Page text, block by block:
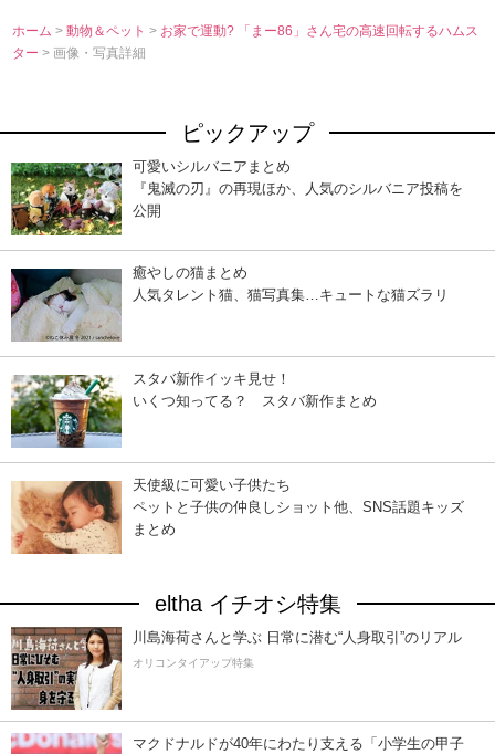
ホーム >動物＆ペット> お家で運動? 「まー86」さん宅の高速回転するハムス
ター> 画像・写真詳細
ピックアップ
可愛いシルバニアまとめ
『鬼滅の刃』の再現ほか、人気のシルバニア投稿を
公開
癒やしの猫まとめ
人気タレント猫、猫写真集…キュートな猫ズラリ
スタバ新作イッキ見せ！
いくつ知ってる？ スタバ新作まとめ
天使級に可愛い子供たち
ペットと子供の仲良しショット他、SNS話題キッズ
まとめ
eltha イチオシ特集
川島海荷さんと学ぶ 日常に潜む“人身取引”のリアル
オリコンタイアップ特集
マクドナルドが40年にわたり支える「小学生の甲子